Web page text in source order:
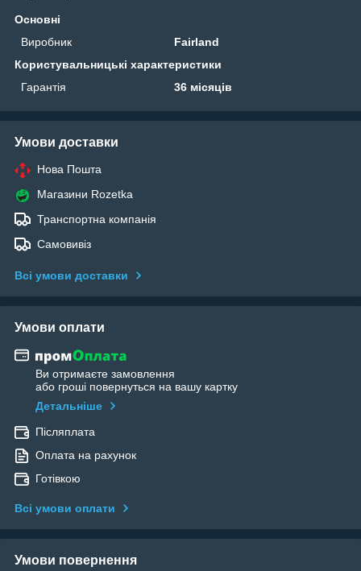
Основні
Виробник
Fairland
Користувальницькі характеристики
Гарантія
36 місяців
Умови доставки
Нова Пошта
Магазини Rozetka
Транспортна компанія
Самовивіз
Всі умови доставки
Умови оплати
Ви отримаєте замовлення
або гроші повернуться на вашу картку
Детальніше
Післяплата
Оплата на рахунок
Готівкою
Всі умови оплати
Умови повернення